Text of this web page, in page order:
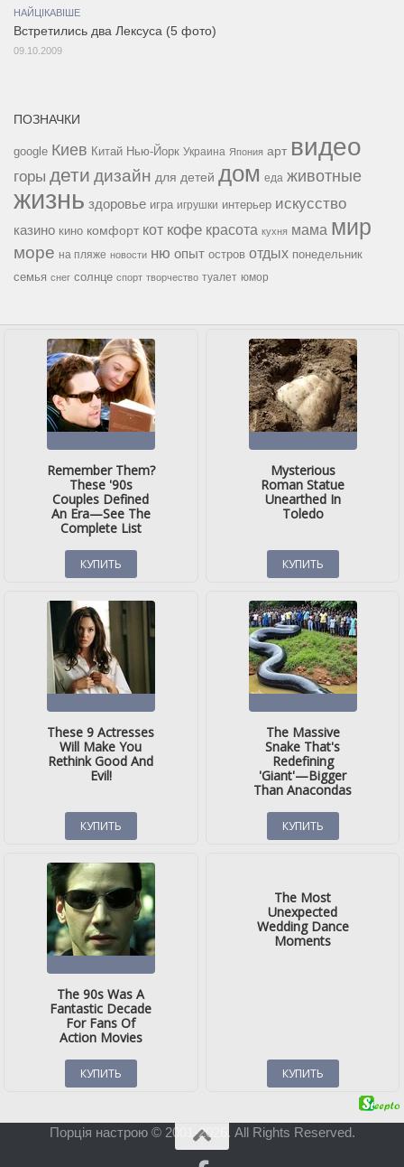
НАЙЦІКАВІШЕ
Встретились два Лексуса (5 фото)
09.10.2009
ПОЗНАЧКИ
google Киев Китай Нью-Йорк Украина Япония арт видео
горы дети дизайн для детей дом еда животные
жизнь здоровье игра игрушки интерьер искусство
казино кино комфорт кот кофе красота кухня мама мир
море на пляже новости ню опыт остров отдых понедельник
семья снег солнце спорт творчество туалет юмор
Порція настрою © 2001-2026. All Rights Reserved.